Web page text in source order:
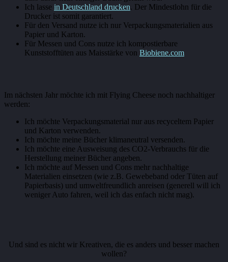
Ich lasse in Deutschland drucken. Der Mindestlohn für die
Drucker ist somit garantiert.
Für den Versand nutze ich nur Verpackungsmaterialien aus
Papier und Karton.
Für Messen und Cons nutze ich kompostierbare
Kunststofftüten aus Maisstärke von Biobiene.com
Im nächsten Jahr möchte ich mit Flying Cheese noch nachhaltiger
werden:
Ich möchte Verpackungsmaterial nur aus recyceltem Papier
und Karton verwenden.
Ich möchte meine Bücher klimaneutral versenden.
Ich möchte eine Ausweisung des CO2-Verbrauchs für die
Herstellung meiner Bücher angeben.
Ich möchte auf Messen und Cons mehr nachhaltige
Materialien einsetzen (wie z.B. Gewebeband oder Tüten auf
Papierbasis) und umweltfreundlich anreisen (generell will ich
weniger Auto fahren, weil ich das enfach nicht mag).
Und sind es nicht wir Kreativen, die es anders und besser machen
wollen?